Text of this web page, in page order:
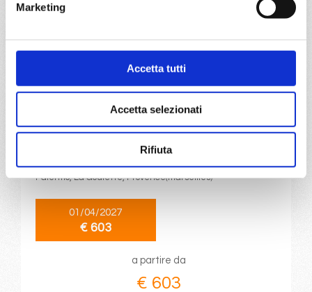
Marketing
Accetta tutti
Accetta selezionati
Rifiuta
DETTAGLI
Mediterraneo8 giorni
daLa Goulettecon
Palermo, La Goulette, Provence(marseilles)
01/04/2027
€ 603
a partire da
€ 603